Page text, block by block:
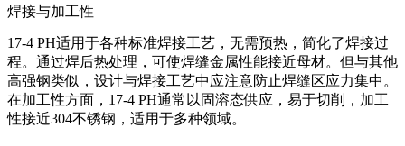
焊接与加工性
17-4 PH适用于各种标准焊接工艺，无需预热，简化了焊接过
程。通过焊后热处理，可使焊缝金属性能接近母材。但与其他
高强钢类似，设计与焊接工艺中应注意防止焊缝区应力集中。
在加工性方面，17-4 PH通常以固溶态供应，易于切削，加工
性接近304不锈钢，适用于多种领域。